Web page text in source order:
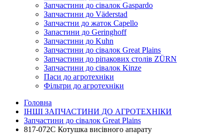
Запчастини до сівалок Gaspardo
Запчастини до Väderstad
Запчастни до жаток Capello
Запастини до Geringhoff
Запчастини до Kuhn
Запчастини до сівалок Great Plains
Запчастини до ріпакових столів ZÜRN
Запчастини до сівалок Kinze
Паси до агротехніки
Фільтри до агротехніки
Головна
ІНШІ ЗАПЧАСТИНИ ДО АГРОТЕХНІКИ
Запчастини до сівалок Great Plains
817-072C Котушка висівного апарату